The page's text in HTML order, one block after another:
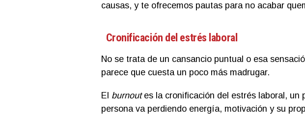
causas, y te ofrecemos pautas para no acabar
Cronificación del estrés laboral
No se trata de un cansancio puntual o esa
parece que cuesta un poco más madrugar.
El burnoutes la cronificación del estrés laboral, un
persona va perdiendo energía, motivación y su